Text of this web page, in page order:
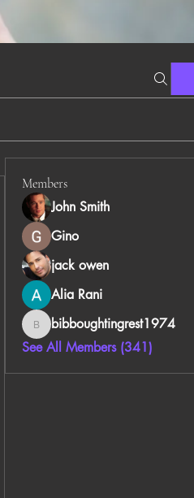
Members
John Smith
Gino
jack owen
Alia Rani
bibboughtingrest1974
bibboughtingrest1974
See All Members (341)